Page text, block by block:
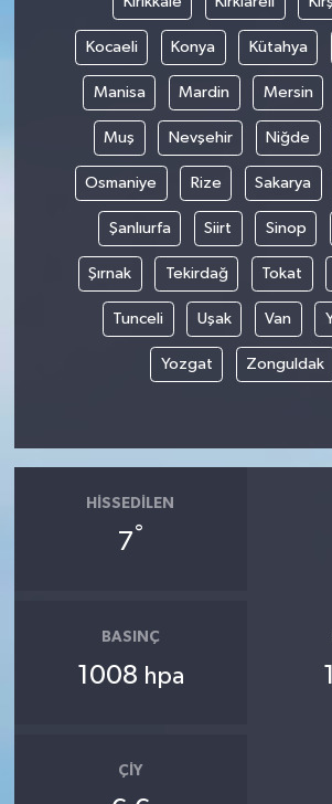
Kocaeli Konya Kütahya
Manisa Mardin Mersin
Muş Nevşehir Niğde
Osmaniye Rize Sakarya
Şanlıurfa Siirt Sinop
Şırnak Tekirdağ Tokat
Tunceli Uşak Van
Yozgat Zonguldak
HISSEDILEN
7°
BASINÇ
1008 hpa
ÇIY